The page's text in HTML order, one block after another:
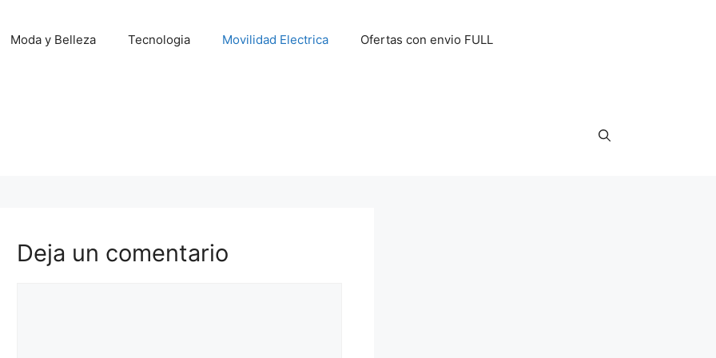
Moda y Belleza Tecnologia Movilidad Electrica Ofertas con envio FULL
Deja un comentario